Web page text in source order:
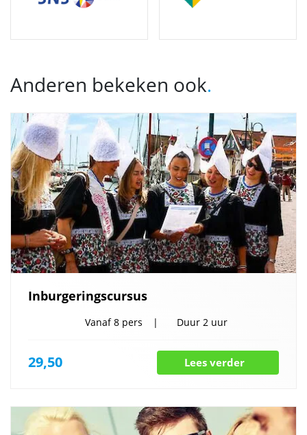
Anderen bekeken ook.
Inburgeringscursus
Vanaf8 pers Duur 2 uur
29,50 Lees verder